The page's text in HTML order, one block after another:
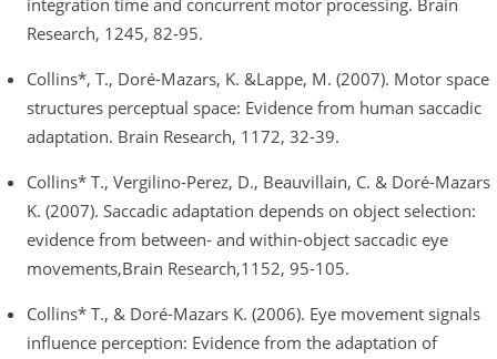
integration time and concurrent motor processing. Brain
Research, 1245, 82-95.
Collins*, T., Doré-Mazars, K. &Lappe, M. (2007). Motor space
structures perceptual space: Evidence from human saccadic
adaptation. Brain Research, 1172, 32-39.
Collins* T., Vergilino-Perez, D., Beauvillain, C. & Doré-Mazars
K. (2007). Saccadic adaptation depends on object selection:
evidence from between- and within-object saccadic eye
movements,Brain Research,1152, 95-105.
Collins* T., & Doré-Mazars K. (2006). Eye movement signals
influence perception: Evidence from the adaptation of